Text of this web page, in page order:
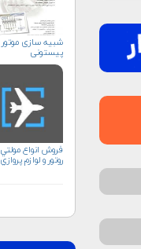
شبیه سازی موتور
پیستونی
فروش انواع مولتي
روتور و لوازم پروازي